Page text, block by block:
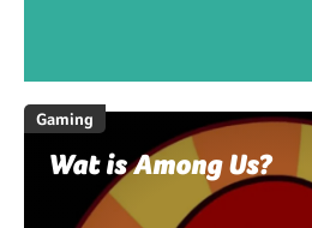
Gaming
Wat is Among Us?